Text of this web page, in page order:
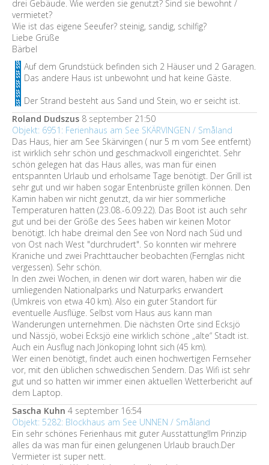
drei Gebäude. Wie werden sie genutzt? Sind sie bewohnt /
vermietet?
Wie ist das eigene Seeufer? steinig, sandig, schilfig?
Liebe Grüße
Bärbel
Auf dem Grundstück befinden sich 2 Häuser und 2 Garagen.
Das andere Haus ist unbewohnt und hat keine Gäste.
Der Strand besteht aus Sand und Stein, wo er seicht ist.
Roland Dudszus 8 september 21:50
Objekt: 6951: Ferienhaus am See SKÄRVINGEN / Småland
Das Haus, hier am See Skärvingen ( nur 5 m vom See entfernt)
ist wirklich sehr schön und geschmackvoll eingerichtet. Sehr
schön gelegen hat das Haus alles, was man für einen
entspannten Urlaub und erholsame Tage benötigt. Der Grill ist
sehr gut und wir haben sogar Entenbrüste grillen können. Den
Kamin haben wir nicht genutzt, da wir hier sommerliche
Temperaturen hatten (23.08.-6.09.22). Das Boot ist auch sehr
gut und bei der Größe des Sees haben wir keinen Motor
benötigt. Ich habe dreimal den See von Nord nach Süd und
von Ost nach West "durchrudert". So konnten wir mehrere
Kraniche und zwei Prachttaucher beobachten (Fernglas nicht
vergessen). Sehr schön.
In den zwei Wochen, in denen wir dort waren, haben wir die
umliegenden Nationalparks und Naturparks erwandert
(Umkreis von etwa 40 km). Also ein guter Standort für
eventuelle Ausflüge. Selbst vom Haus aus kann man
Wanderungen unternehmen. Die nächsten Orte sind Ecksjö
und Nässjö, wobei Ecksjö eine wirklich schöne „alte“ Stadt ist.
Auch ein Ausflug nach Jönkoping lohnt sich (45 km).
Wer einen benötigt, findet auch einen hochwertigen Fernseher
vor, mit den üblichen schwedischen Sendern. Das Wifi ist sehr
gut und so hatten wir immer einen aktuellen Wetterbericht auf
dem Laptop.
Sascha Kuhn 4 september 16:54
Objekt: 5282: Blockhaus am See UNNEN / Småland
Ein sehr schönes Ferienhaus mit guter Ausstattung!Im Prinzip
alles da was man für einen gelungenen Urlaub brauch.Der
Vermieter ist super nett.